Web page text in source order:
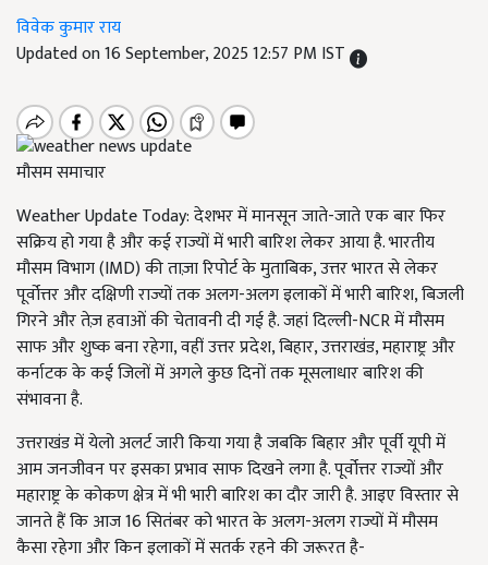
विवेक कुमार राय
Updated on 16 September, 2025 12:57 PM IST
मौसम समाचार
Weather Update Today: देशभर में मानसून जाते-जाते एक बार फिर
सक्रिय हो गया है और कई राज्यों में भारी बारिश लेकर आया है. भारतीय
मौसम विभाग (IMD) की ताज़ा रिपोर्ट के मुताबिक, उत्तर भारत से लेकर
पूर्वोत्तर और दक्षिणी राज्यों तक अलग-अलग इलाकों में भारी बारिश, बिजली
गिरने और तेज़ हवाओं की चेतावनी दी गई है. जहां दिल्ली-NCR में मौसम
साफ और शुष्क बना रहेगा, वहीं उत्तर प्रदेश, बिहार, उत्तराखंड, महाराष्ट्र और
कर्नाटक के कई जिलों में अगले कुछ दिनों तक मूसलाधार बारिश की
संभावना है.
उत्तराखंड में येलो अलर्ट जारी किया गया है जबकि बिहार और पूर्वी यूपी में
आम जनजीवन पर इसका प्रभाव साफ दिखने लगा है. पूर्वोत्तर राज्यों और
महाराष्ट्र के कोकण क्षेत्र में भी भारी बारिश का दौर जारी है. आइए विस्तार से
जानते हैं कि आज 16 सितंबर को भारत के अलग-अलग राज्यों में मौसम
कैसा रहेगा और किन इलाकों में सतर्क रहने की जरूरत है-